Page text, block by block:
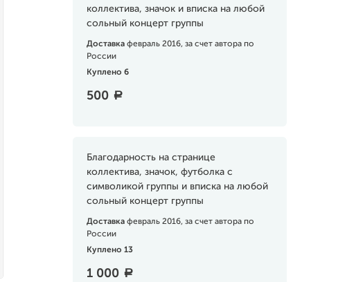
коллектива, значок и вписка на любой
сольный концерт группы
Доставка февраль 2016, за счет автора по
России
Куплено 6
500 a
Благодарность на странице
коллектива, значок, футболка с
символикой группы и вписка на любой
сольный концерт группы
Доставка февраль 2016, за счет автора по
России
Куплено 13
1 000 a